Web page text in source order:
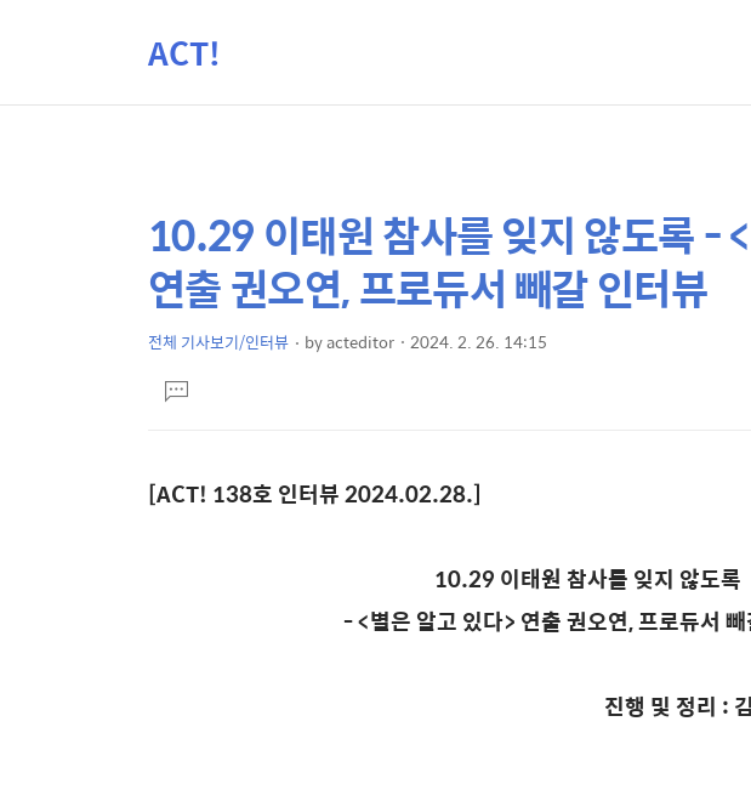
ACT!
상
세
컨
텐
본
문
제
목
10.29 이태원 참사를 잊지 않도록 -
연출 권오연, 프로듀서 빼갈 인터뷰
전체 기사보기/인터뷰 byacteditor 2024. 2. 26. 14:15
문댓
글
[ACT! 138호 인터뷰2024.02.28.]
10.29 이태원 참사를 잊지 않도록
- <별은 알고 있다> 연출 권오연,프로듀서
진행 및 정리 :